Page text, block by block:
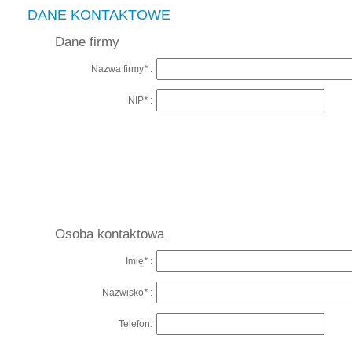
DANE KONTAKTOWE
Dane firmy
Nazwa firmy* :
NIP* :
Osoba kontaktowa
Imię* :
Nazwisko* :
Telefon: